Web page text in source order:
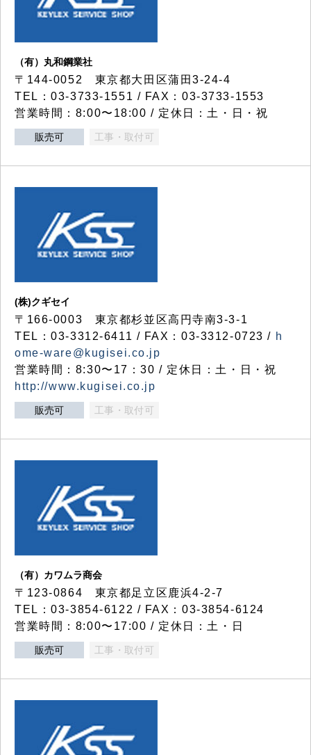
（有）丸和鋼業社
〒144-0052 東京都大田区蒲田3-24-4
TEL：03-3733-1551 / FAX：03-3733-1553
営業時間：8:00〜18:00 / 定休日：土・日・祝
販売可 工事・取付可
(株)クギセイ
〒166-0003 東京都杉並区高円寺南3-3-1
TEL：03-3312-6411 / FAX：03-3312-0723 / h
ome-ware@kugisei.co.jp
営業時間：8:30〜17：30 / 定休日：土・日・祝
http://www.kugisei.co.jp
販売可 工事・取付可
（有）カワムラ商会
〒123-0864 東京都足立区鹿浜4-2-7
TEL：03-3854-6122 / FAX：03-3854-6124
営業時間：8:00〜17:00 / 定休日：土・日
販売可 工事・取付可